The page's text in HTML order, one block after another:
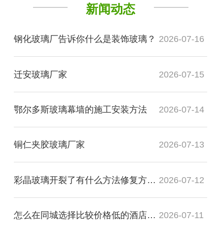
新闻动态
钢化玻璃厂告诉你什么是装饰玻璃？ 2026-07-16
迁安玻璃厂家 2026-07-15
鄂尔多斯玻璃幕墙的施工安装方法 2026-07-14
铜仁夹胶玻璃厂家 2026-07-13
彩晶玻璃开裂了有什么方法修复方法？ 2026-07-12
怎么在同城选择比较价格低的酒店装饰玻璃厂家 2026-07-11